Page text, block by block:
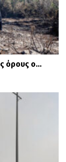
όρους ο…